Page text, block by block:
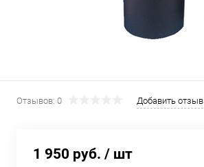
Отзывов: 0 Добавить отзыв
1 950 руб. / шт